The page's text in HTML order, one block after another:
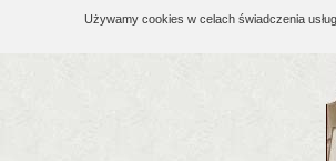
Używamy cookies w celach świadczenia